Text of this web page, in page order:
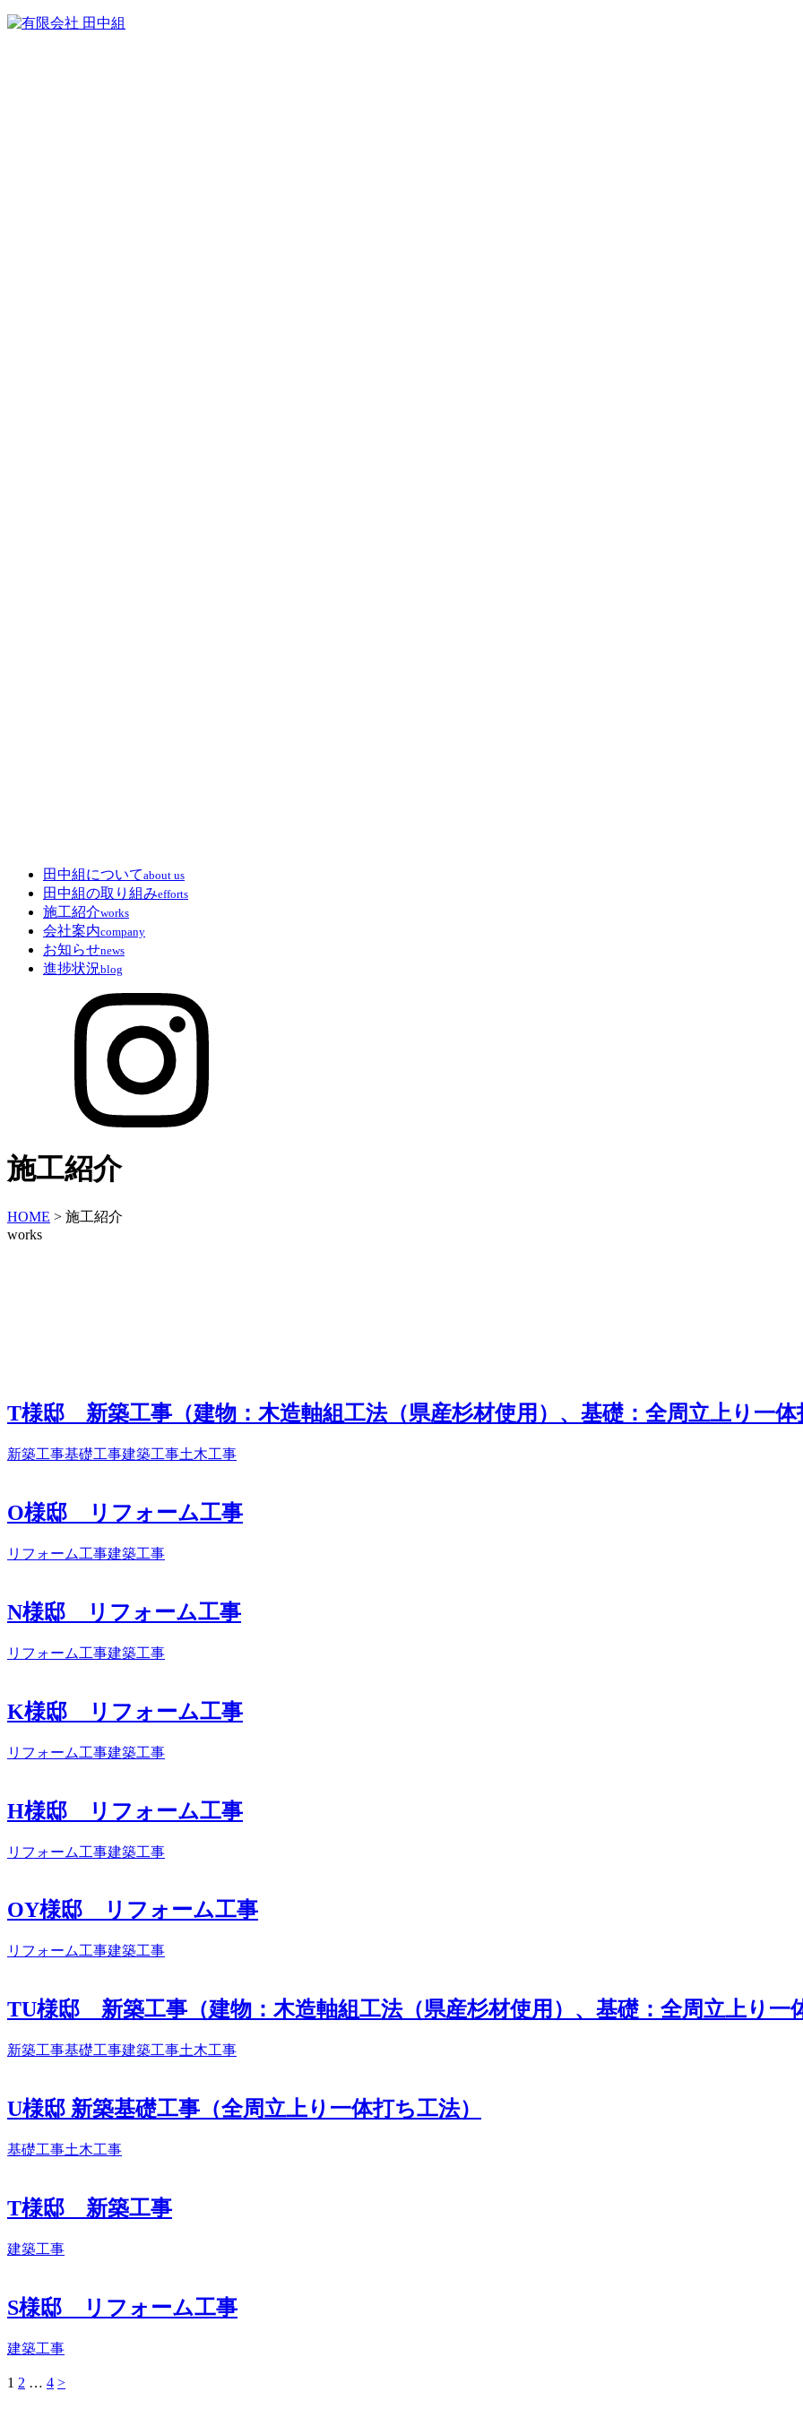
田中組についてabout us
田中組の取り組みefforts
施工紹介works
会社案内company
お知らせnews
進捗状況blog
施工紹介
HOME > 施工紹介
works
T様邸 新築工事（建物：木造軸組工法（県産杉材使用）、基礎：全周立上り一体
新築工事基礎工事建築工事土木工事
O様邸 リフォーム工事
リフォーム工事建築工事
N様邸 リフォーム工事
リフォーム工事建築工事
K様邸 リフォーム工事
リフォーム工事建築工事
H様邸 リフォーム工事
リフォーム工事建築工事
OY様邸 リフォーム工事
リフォーム工事建築工事
TU様邸 新築工事（建物：木造軸組工法（県産杉材使用）、基礎：全周立上り一
新築工事基礎工事建築工事土木工事
U様邸 新築基礎工事（全周立上り一体打ち工法）
基礎工事土木工事
T様邸 新築工事
建築工事
S様邸 リフォーム工事
建築工事
投
ペ
1 ペ
2 … ペ
4 >